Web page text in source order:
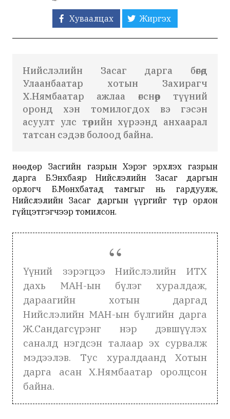
Хуваалцах Жиргэх
Нийслэлийн Засаг дарга бөгөөд
Улаанбаатар хотын Захирагч
Х.Нямбаатар ажлаа өгснөөр түүний
оронд хэн томилогдох вэ гэсэн
асуулт улс төрийн хүрээнд анхаарал
татсан сэдэв болоод байна.
Өнөөдөр Засгийн газрын Хэрэг эрхлэх газрын
дарга Б.Энхбаяр Нийслэлийн Засаг даргын
орлогч Б.Мөнхбатад тамгыг нь гардуулж,
Нийслэлийн Засаг даргын үүргийг түр орлон
гүйцэтгэгчээр томилсон.
Үүний зэрэгцээ Нийслэлийн ИТХ
дахь МАН-ын бүлэг хуралдаж,
дараагийн хотын даргад
Нийслэлийн МАН-ын бүлгийн дарга
Ж.Сандагсүрэнг нэр дэвшүүлэх
саналд нэгдсэн талаар эх сурвалж
мэдээлэв. Тус хуралдаанд Хотын
дарга асан Х.Нямбаатар оролцсон
байна.